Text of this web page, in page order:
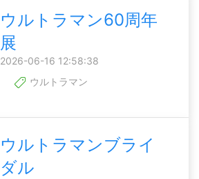
ウルトラマン60周年
展
2026-06-16 12:58:38
ウルトラマン
ウルトラマンブライ
ダル